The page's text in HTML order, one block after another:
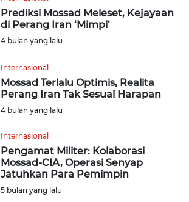
Prediksi Mossad Meleset, Kejayaan
di Perang Iran ‘Mimpi’
4 bulan yang lalu
Internasional
Mossad Terlalu Optimis, Realita
Perang Iran Tak Sesuai Harapan
4 bulan yang lalu
Internasional
Pengamat Militer: Kolaborasi
Mossad-CIA, Operasi Senyap
Jatuhkan Para Pemimpin
5 bulan yang lalu